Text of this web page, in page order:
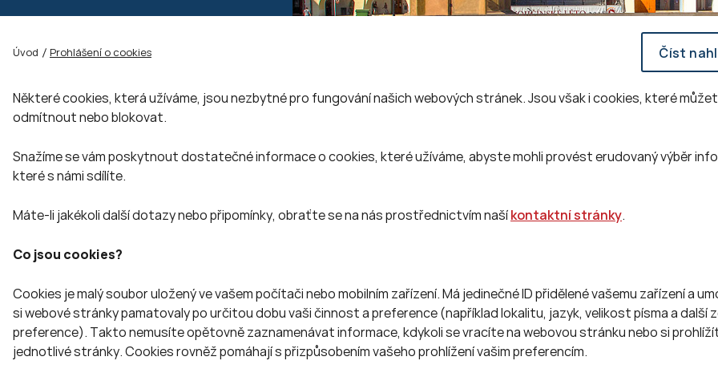
Úvod Prohlášení o cookies Číst
Některé cookies, která užíváme, jsou nezbytné pro fungování našich webových stránek. Jsou však i cookies, které
odmítnout nebo blokovat.
Snažíme se vám poskytnout dostatečné informace o cookies, které užíváme, abyste mohli provést erudovaný výběr
které s námi sdílíte.
Máte-li jakékoli další dotazy nebo připomínky, obraťte se na nás prostřednictvím našíkontaktní stránky.
Co jsou cookies?
Cookies je malý soubor uložený ve vašem počítači nebo mobilním zařízení. Má jedinečné ID přidělené vašemu zařízení a
si webové stránky pamatovaly po určitou dobu vaši činnost a preference (například lokalitu, jazyk, velikost písma a další
preference). Takto nemusíte opětovně zaznamenávat informace, kdykoli se vracíte na webovou stránku nebo si
jednotlivé stránky. Cookies rovněž pomáhají s přizpůsobením vašeho prohlížení vašim preferencím.